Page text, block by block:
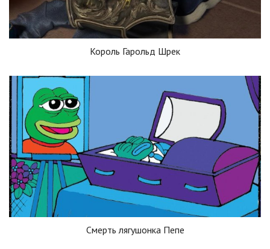
Король Гарольд Шрек
Смерть лягушонка Пепе